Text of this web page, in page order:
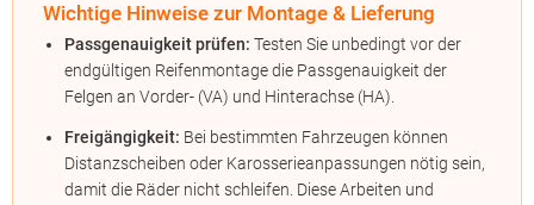
Wichtige Hinweise zur Montage & Lieferung
Passgenauigkeit prüfen: Testen Sie unbedingt vor der
endgültigen Reifenmontage die Passgenauigkeit der
Felgen an Vorder- (VA) und Hinterachse (HA).
Freigängigkeit: Bei bestimmten Fahrzeugen können
Distanzscheiben oder Karosserieanpassungen nötig sein,
damit die Räder nicht schleifen. Diese Arbeiten und